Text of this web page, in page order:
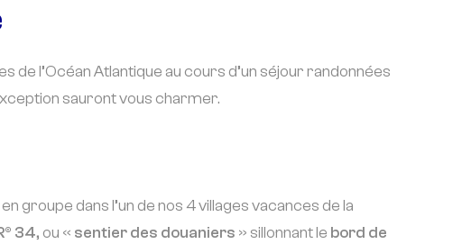
de l’Océan Atlantique au cours d’un séjour randonnées
sauront vous charmer.
groupe dans l’un de nos 4 villages vacances de la
34, ou « sentier des douaniers » sillonnant le bord de